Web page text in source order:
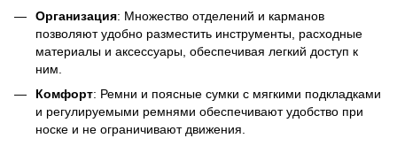
Организация: Множество отделений и карманов
позволяют удобно разместить инструменты, расходные
материалы и аксессуары, обеспечивая легкий доступ к
ним.
Комфорт: Ремни и поясные сумки с мягкими подкладками
и регулируемыми ремнями обеспечивают удобство при
носке и не ограничивают движения.